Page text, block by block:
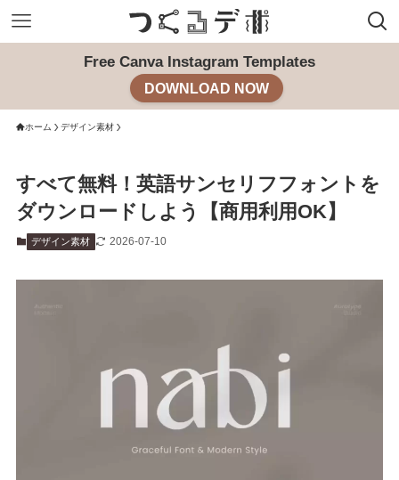
Free Canva Instagram Templates
DOWNLOAD NOW
ホーム デザイン素材
すべて無料！英語サンセリフフォントを
ダウンロードしよう【商用利用OK】
デザイン素材 2026-07-10